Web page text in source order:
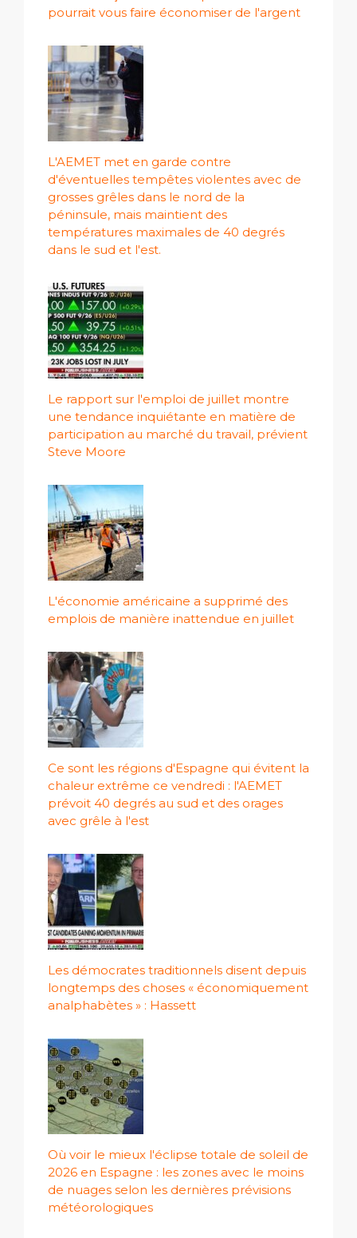
pourrait vous faire économiser de l'argent
L'AEMET met en garde contre
d'éventuelles tempêtes violentes avec de
grosses grêles dans le nord de la
péninsule, mais maintient des
températures maximales de 40 degrés
dans le sud et l'est.
Le rapport sur l'emploi de juillet montre
une tendance inquiétante en matière de
participation au marché du travail, prévient
Steve Moore
L'économie américaine a supprimé des
emplois de manière inattendue en juillet
Ce sont les régions d'Espagne qui évitent la
chaleur extrême ce vendredi : l'AEMET
prévoit 40 degrés au sud et des orages
avec grêle à l'est
Les démocrates traditionnels disent depuis
longtemps des choses « économiquement
analphabètes » : Hassett
Où voir le mieux l'éclipse totale de soleil de
2026 en Espagne : les zones avec le moins
de nuages ​​selon les dernières prévisions
météorologiques